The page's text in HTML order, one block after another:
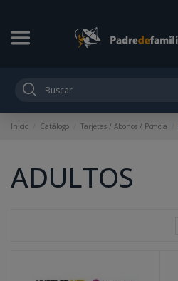
Inicio Catálogo Tarjetas / Abonos / Pcmcia
ADULTOS